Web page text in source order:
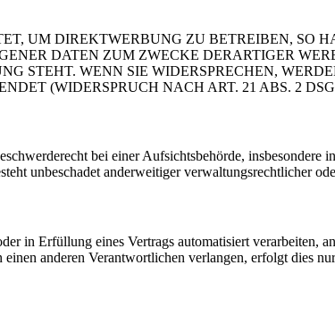
UM DIREKTWERBUNG ZU BETREIBEN, SO
DATEN ZUM ZWECKE DERARTIGER
STEHT. WENN SIE WIDERSPRECHEN,
(WIDERSPRUCH NACH ART. 21 ABS. 2
bei einer Aufsichtsbehörde,
unbeschadet anderweitiger verwaltungsrechtlicher
in Erfüllung eines Vertrags automatisiert verarbeiten,
anderen Verantwortlichen verlangen, erfolgt dies